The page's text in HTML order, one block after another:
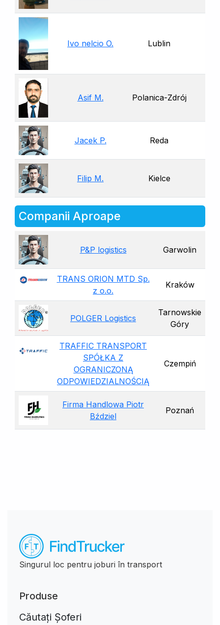
Ivo nelcio O. Lublin
Asif M. Polanica-Zdrój
Jacek P. Reda
Filip M. Kielce
Companii Aproape
P&P logistics Garwolin
TRANS ORION MTD Sp.
z o.o.
Kraków
POLGER Logistics
Tarnowskie
Góry
TRAFFIC TRANSPORT
SPÓŁKA Z
OGRANICZONĄ
ODPOWIEDZIALNOŚCIĄ
Czempiń
Firma Handlowa Piotr
Bździel
Poznań
Singurul loc pentru joburi în transport
Produse
Căutați Șoferi